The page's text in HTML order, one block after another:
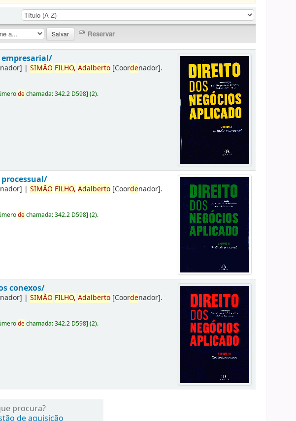
empresarial/
nador] |SIMÃO FILHO, Adalberto [Coordenador].
dechamada:342.2 D598](2).
nador] |SIMÃO FILHO, Adalberto [Coordenador].
dechamada:342.2 D598](2).
conexos/
nador] |SIMÃO FILHO, Adalberto [Coordenador].
dechamada:342.2 D598](2).
procura?